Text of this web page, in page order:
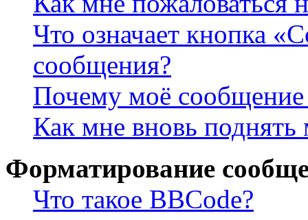
Что означает кнопка
сообщения?
Почему моё сообщение
Как мне вновь
Форматирование
Что такое BBCode?